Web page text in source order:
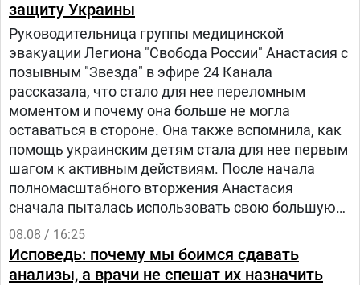
защиту Украины
Руководительница группы медицинской
эвакуации Легиона "Свобода России" Анастасия с
позывным "Звезда" в эфире 24 Канала
рассказала, что стало для нее переломным
моментом и почему она больше не могла
оставаться в стороне. Она также вспомнила, как
помощь украинским детям стала для нее первым
шагом к активным действиям. После начала
полномасштабного вторжения Анастасия
сначала пыталась использовать свою большую
русскоязычную аудиторию, чтобы объяснять
людям в России, что на самом деле происходит в
Украине.
08.08 / 16:25
Исповедь: почему мы боимся сдавать
анализы, а врачи не спешат их назначить